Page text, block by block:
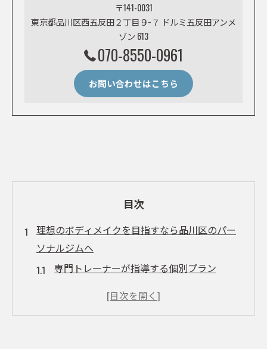
〒141-0031
東京都品川区西五反田２丁目９−７ ドルミ五反田アンメ
ゾン 613
070-8550-0961
お問い合わせはこちら
目次
理想のボディメイクを目指すなら品川区のパー
ソナルジムへ
専門トレーナーが指導する個別プラン
品川区のジム選びで注意すべきポイント